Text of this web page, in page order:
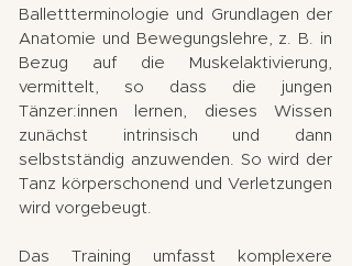
Ballettterminologie und Grundlagen der
Anatomie und Bewegungslehre, z. B. in
Bezug auf die Muskelaktivierung,
vermittelt, so dass die jungen
Tänzer:innen lernen, dieses Wissen
zunächst intrinsisch und dann
selbstständig anzuwenden. So wird der
Tanz körperschonend und Verletzungen
wird vorgebeugt.
Das Training umfasst komplexere